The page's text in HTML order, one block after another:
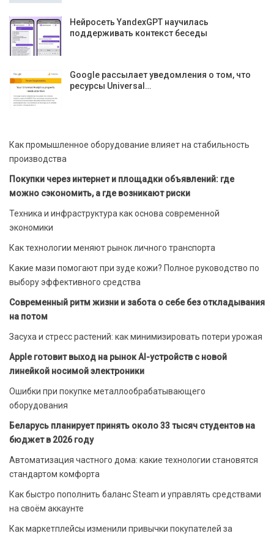
Нейросеть YandexGPT научилась
поддерживать контекст беседы
Google рассылает уведомления о том, что
ресурсы Universal…
Как промышленное оборудование влияет на стабильность
производства
Покупки через интернет и площадки объявлений: где
можно сэкономить, а где возникают риски
Техника и инфраструктура как основа современной
экономики
Как технологии меняют рынок личного транспорта
Какие мази помогают при зуде кожи? Полное руководство по
выбору эффективного средства
Современный ритм жизни и забота о себе без откладывания
на потом
Засуха и стресс растений: как минимизировать потери урожая
Apple готовит выход на рынок AI-устройств с новой
линейкой носимой электроники
Ошибки при покупке металлообрабатывающего
оборудования
Беларусь планирует принять около 33 тысяч студентов на
бюджет в 2026 году
Автоматизация частного дома: какие технологии становятся
стандартом комфорта
Как быстро пополнить баланс Steam и управлять средствами
на своём аккаунте
Как маркетплейсы изменили привычки покупателей за